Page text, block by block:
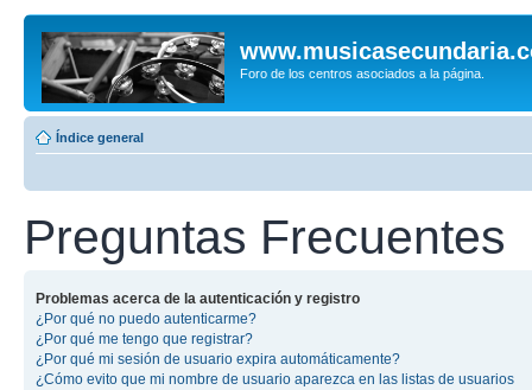
Foro de los centros asociados a la página.
Índice general
Preguntas Frecuentes
Problemas acerca de la autenticación y registro
¿Por qué no puedo autenticarme?
¿Por qué me tengo que registrar?
¿Por qué mi sesión de usuario expira automáticamente?
¿Cómo evito que mi nombre de usuario aparezca en las listas de usuarios